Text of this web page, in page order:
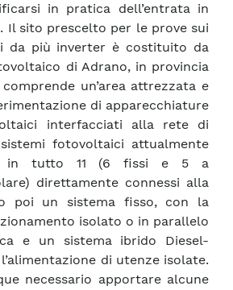
in pratica dell’entrata in
Il sito prescelto per le prove sui
da più inverter è costituito da
di Adrano, in provincia
un’area attrezzata e
di apparecchiature
interfacciati alla rete di
fotovoltaici attualmente
in tutto 11 (6 fissi e 5 a
direttamente connessi alla
poi un sistema fisso, con la
isolato o in parallelo
e un sistema ibrido Diesel-
di utenze isolate.
necessario apportare alcune